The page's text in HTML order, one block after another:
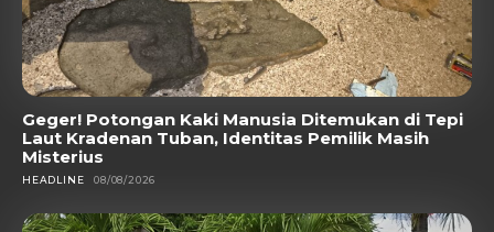
Geger! Potongan Kaki Manusia Ditemukan di Tepi
Laut Kradenan Tuban, Identitas Pemilik Masih
Misterius
HEADLINE 08/08/2026